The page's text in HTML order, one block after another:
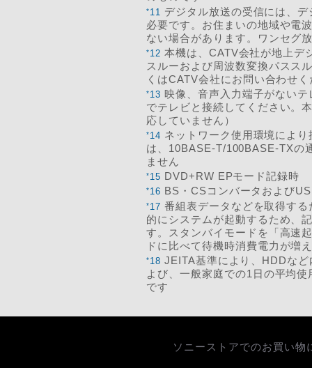
*11
デジタル放送の受信には、
必要です。お住まいの地域や電
ない場合があります。ワンセグ
*12 本機は、CATV会社が地上デ
スルーおよび周波数変換パスス
くはCATV会社にお問い合わせ
*13 映像、音声入力端子がない
でテレビと接続してください。
応していません）
*14 ネットワーク使用環境によ
は、10BASE-T/100BASE-TXの
ません
*15 DVD+RW EPモード記録時
*16 BS・CSコンバータおよび
*17 番組表データなどを取得す
的にシステムが起動するため、
す。スタンバイモードを「高速
ドに比べて待機時消費電力が
*18 JEITA基準により、HDDな
よび、一般家庭での1日の平均
です
ソニーストアでのお買い物